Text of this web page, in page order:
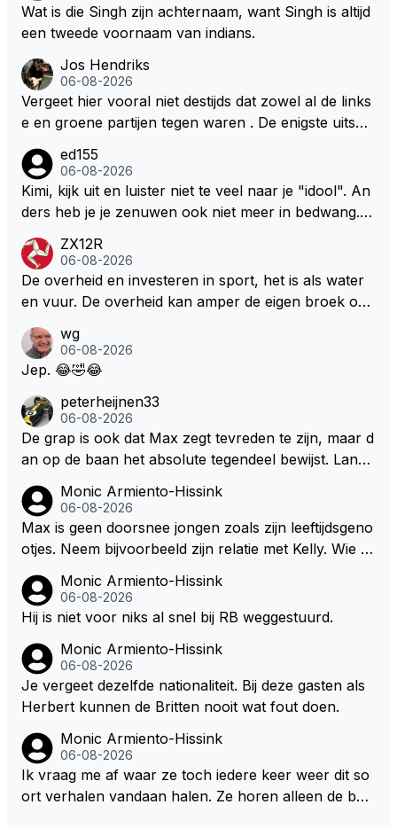
Wat is die Singh zijn achternaam, want Singh is altijd
een tweede voornaam van indians.
Jos Hendriks
06-08-2026
Vergeet hier vooral niet destijds dat zowel al de links
e en groene partijen tegen waren . De enigste uitspr
over dan kunnen ze hun eigen uitlaat gassen inade
men maar niet wetende was dat de F1 motor schone
r is dan een normale auto. Dus denk echt niet dat de
ters zullen steunen laat staan om een euro in het cir
cuit Zandvoort te steken
ed155
06-08-2026
Kimi, kijk uit en luister niet te veel naar je "idool". An
ders heb je je zenuwen ook niet meer in bedwang. Zi
Marquez/Jos ? Veel gezelliger
ZX12R
06-08-2026
De overheid en investeren in sport, het is als water
en vuur. De overheid kan amper de eigen broek oph
s. Je kunt de Staat het best vergelijken met de sherif
f van Nottinghem (Robin Hood) welk achter de bom
m/haar van zijn laatste zuurverdiende stuiver te ber
oven. De Staat heeft nooit ooit maar een stuiver in Z
andvoort willen investeren en dat zal ook nooit gebe
uren. Afdragen van BTW gelden en vergunningen bi
j dergelijke sportievefestiviteiten MOET je dan weer
wel afstaan, de parasiet.
wg
06-08-2026
Jep. 😂🤣😂
peterheijnen33
06-08-2026
De grap is ook dat Max zegt tevreden te zijn, maar d
an op de baan het absolute tegendeel bewijst. Lando
dan eigenlijk niet echt zien. ;)
Monic Armiento-Hissink
06-08-2026
Max is geen doorsnee jongen zoals zijn leeftijdsgeno
otjes. Neem bijvoorbeeld zijn relatie met Kelly. Wie g
artjes ouder is en al een kleine heeft van een voorm
alig RB-lid op de leeftijd van 23 jaar? Hij doet dingen
oon. Ieder jaar is er in Hongarije een uitje voor zijn t
eam. Op 28-jarige leeftijd is hij al eigenaar van een su
ccesvol raceteam. Hij is niet alleen speciaal in de aut
Monic Armiento-Hissink
06-08-2026
Hij is niet voor niks al snel bij RB weggestuurd.
Monic Armiento-Hissink
06-08-2026
Je vergeet dezelfde nationaliteit. Bij deze gasten als
Herbert kunnen de Britten nooit wat fout doen.
Monic Armiento-Hissink
06-08-2026
Ik vraag me af waar ze toch iedere keer weer dit so
ort verhalen vandaan halen. Ze horen alleen de boa